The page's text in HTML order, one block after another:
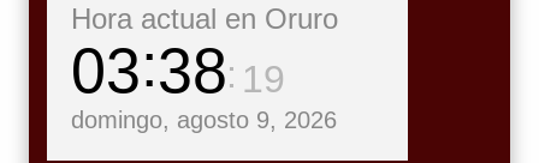
Hora actual en Oruro
03 38 20
domingo, agosto 9, 2026